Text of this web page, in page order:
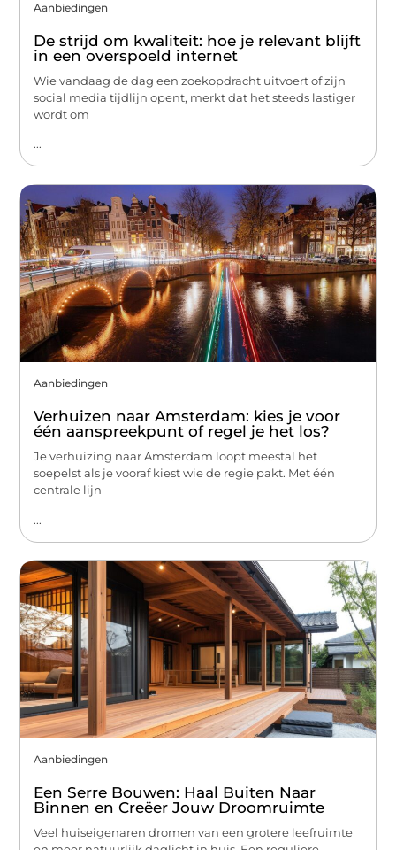
Aanbiedingen
De strijd om kwaliteit: hoe je relevant blijft
in een overspoeld internet
Wie vandaag de dag een zoekopdracht uitvoert of zijn
social media tijdlijn opent, merkt dat het steeds lastiger
wordt om
...
Aanbiedingen
Verhuizen naar Amsterdam: kies je voor
één aanspreekpunt of regel je het los?
Je verhuizing naar Amsterdam loopt meestal het
soepelst als je vooraf kiest wie de regie pakt. Met één
centrale lijn
...
Aanbiedingen
Een Serre Bouwen: Haal Buiten Naar
Binnen en Creëer Jouw Droomruimte
Veel huiseigenaren dromen van een grotere leefruimte